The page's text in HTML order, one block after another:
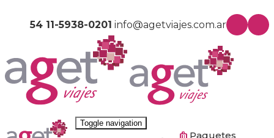
54 11-5938-0201 info@agetviajes.com.ar
Toggle navigation
Paquetes